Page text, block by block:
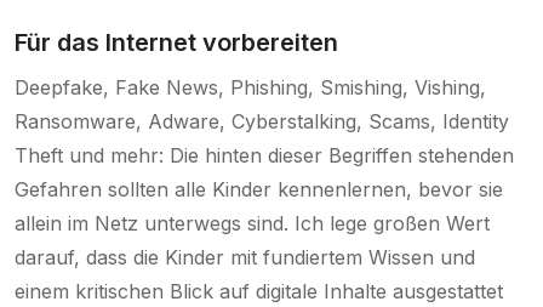
Für das Internet vorbereiten
Deepfake, Fake News, Phishing, Smishing, Vishing,
Ransomware, Adware, Cyberstalking, Scams, Identity
Theft und mehr: Die hinten dieser Begriffen stehenden
Gefahren sollten alle Kinder kennenlernen, bevor sie
allein im Netz unterwegs sind. Ich lege großen Wert
darauf, dass die Kinder mit fundiertem Wissen und
einem kritischen Blick auf digitale Inhalte ausgestattet